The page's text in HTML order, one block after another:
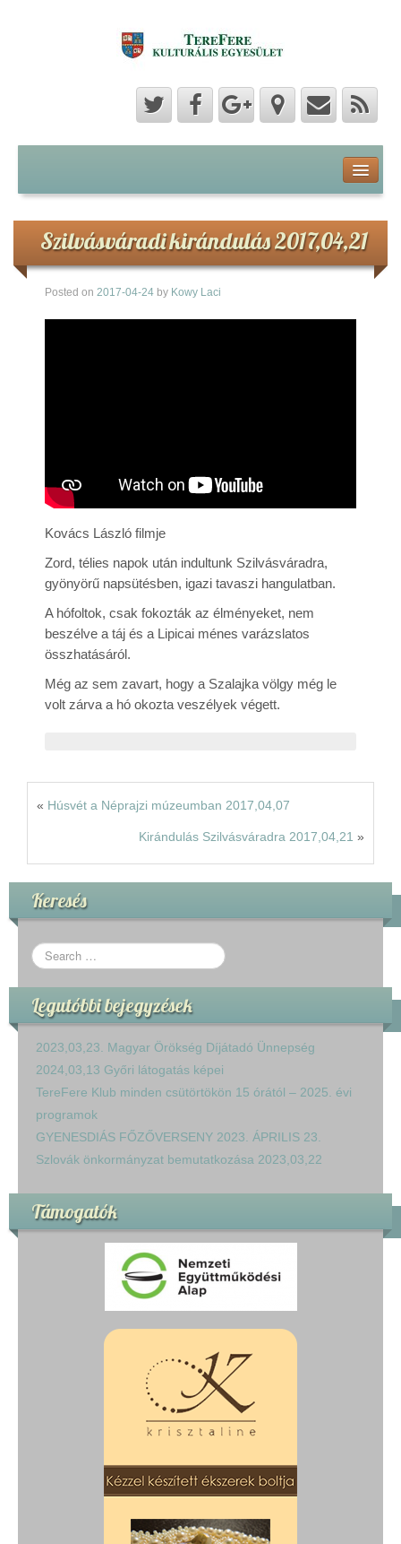
Hozzászólások
Hírek
Képek
Szilvásváradi kirándulás 2017,04,21
Posted on 2017-04-24 by Kowy Laci
Kovács László filmje
Zord, télies napok után indultunk Szilvásváradra,
gyönyörű napsütésben, igazi tavaszi hangulatban.
A hófoltok, csak fokozták az élményeket, nem
beszélve a táj és a Lipicai ménes varázslatos
összhatásáról.
Még az sem zavart, hogy a Szalajka völgy még le
volt zárva a hó okozta veszélyek végett.
« Húsvét a Néprajzi múzeumban 2017,04,07
Kirándulás Szilvásváradra 2017,04,21 »
Keresés
Legutóbbi bejegyzések
2023,03,23. Magyar Örökség Díjátadó Ünnepség
2024,03,13 Győri látogatás képei
TereFere Klub minden csütörtökön 15 órától – 2025. évi
programok
GYENESDIÁS FŐZŐVERSENY 2023. ÁPRILIS 23.
Szlovák önkormányzat bemutatkozása 2023,03,22
Támogatók